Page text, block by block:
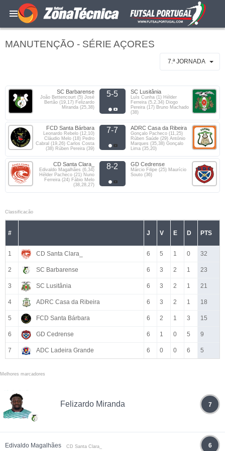
MANUTENÇÃO - SÉRIE AÇORES
7.ª JORNADA
SC Barbarense
João Bettencourt (5) José
Bertão (19,17) Felizardo
Miranda (25,38)
5-5 SC Lusitânia
Luís Cunha (1) Hélder
Ferreira (5,2,34) Diogo
Pereira (17) Bruno Machado
(38)
FCD Santa Bárbara
Leonardo Rebelo (12,10)
Cláudio Melo (18) Pedro
Cabral (19,26) Carlos Costa
(38) Rúben Pereira (39)
7-7 ADRC Casa da Ribeira
Gonçalo Pacheco (11,25)
Rúben Saúde (29) António
Marques (35,38) Gonçalo
Lima (35,20)
CD Santa Clara_
Edivaldo Magalhães (6,34)
Hélder Pacheco (21) Nuno
Ferreira (24) Fábio Melo
(38,28,27)
8-2 GD Cedrense
Márcio Filipe (25) Maurício
Souto (36)
Classificacão
# J V E D PTS
1 CD Santa Clara_ 6 5 1 0 32
2 SC Barbarense 6 3 2 1 23
3 SC Lusitânia 6 3 2 1 21
4 ADRC Casa da Ribeira 6 3 2 1 18
5 FCD Santa Bárbara 6 2 1 3 15
6 GD Cedrense 6 1 0 5 9
7 ADC Ladeira Grande 6 0 0 6 5
Melhores marcadores
Felizardo Miranda 7
Edivaldo Magalhães CD Santa Clara_ 6